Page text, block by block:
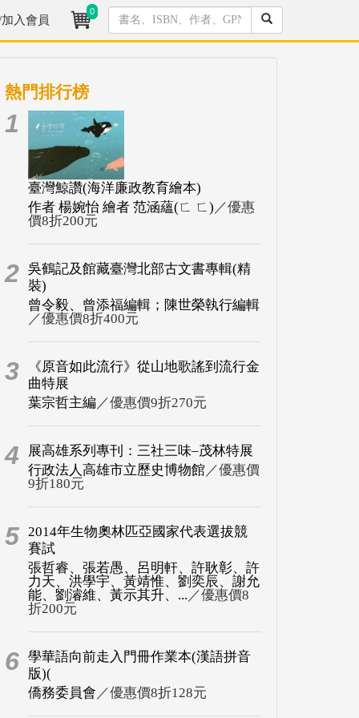
入會員
0
熱門排行榜
1
臺灣鯨讚(海洋廉政教育繪本)
作者 楊婉怡 繪者 范涵蘊(ㄈ ㄈ) ／優惠
價8折200元
2 吳鶴記及館藏臺灣北部古文書專輯(精
裝)
曾令毅、曾添福編輯；陳世榮執行編輯
／優惠價8折400元
3
《原音如此流行》從山地歌謠到流行金
曲特展
葉宗哲主編 ／優惠價9折270元
4
展高雄系列專刊：三社三味–茂林特展
行政法人高雄市立歷史博物館／優惠價
9折180元
5 2014年生物奧林匹亞國家代表選拔競
賽試
張哲睿、張若愚、呂明軒、許耿彰、許
力天、洪學宇、黃靖惟、劉奕辰、謝允
能、劉濬維、黃示其升、... ／優惠價8
折200元
6 學華語向前走入門冊作業本(漢語拼音
版)(
僑務委員會 ／優惠價8折128元